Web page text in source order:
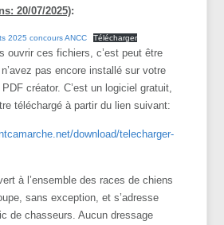
20/07/2025):
2025 concours ANCC Télécharger
ouvrir ces fichiers, c’est peut être
pas encore installé sur votre
créator. C’est un logiciel gratuit,
téléchargé à partir du lien suivant:
download/telecharger-
à l’ensemble des races de chiens
sans exception, et s’adresse
de chasseurs. Aucun dressage